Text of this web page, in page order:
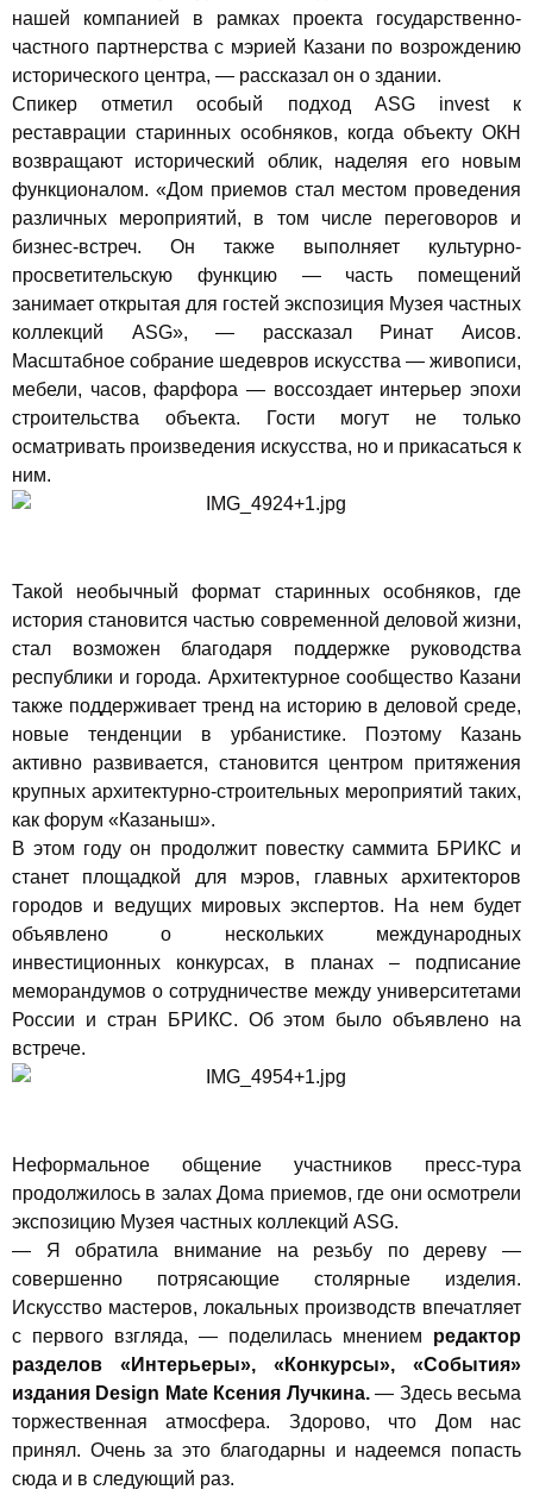
нашей компанией в рамках проекта государственно-
частного партнерства с мэрией Казани по возрождению
исторического центра, — рассказал он о здании.
Спикер отметил особый подход ASG invest к
реставрации старинных особняков, когда объекту ОКН
возвращают исторический облик, наделяя его новым
функционалом. «Дом приемов стал местом проведения
различных мероприятий, в том числе переговоров и
бизнес-встреч. Он также выполняет культурно-
просветительскую функцию — часть помещений
занимает открытая для гостей экспозиция Музея частных
коллекций ASG», — рассказал Ринат Аисов.
Масштабное собрание шедевров искусства — живописи,
мебели, часов, фарфора — воссоздает интерьер эпохи
строительства объекта. Гости могут не только
осматривать произведения искусства, но и прикасаться к
ним.
Такой необычный формат старинных особняков, где
история становится частью современной деловой жизни,
стал возможен благодаря поддержке руководства
республики и города. Архитектурное сообщество Казани
также поддерживает тренд на историю в деловой среде,
новые тенденции в урбанистике. Поэтому Казань
активно развивается, становится центром притяжения
крупных архитектурно-строительных мероприятий таких,
как форум «Казаныш».
В этом году он продолжит повестку саммита БРИКС и
станет площадкой для мэров, главных архитекторов
городов и ведущих мировых экспертов. На нем будет
объявлено о нескольких международных
инвестиционных конкурсах, в планах – подписание
меморандумов о сотрудничестве между университетами
России и стран БРИКС. Об этом было объявлено на
встрече.
Неформальное общение участников пресс-тура
продолжилось в залах Дома приемов, где они осмотрели
экспозицию Музея частных коллекций ASG.
— Я обратила внимание на резьбу по дереву —
совершенно потрясающие столярные изделия.
Искусство мастеров, локальных производств впечатляет
с первого взгляда, — поделилась мнением редактор
разделов «Интерьеры», «Конкурсы», «События»
издания Design Mate Ксения Лучкина.— Здесь весьма
торжественная атмосфера. Здорово, что Дом нас
принял. Очень за это благодарны и надеемся попасть
сюда и в следующий раз.